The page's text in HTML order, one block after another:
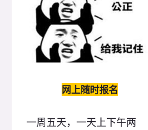
网上随时报名
一周五天，一天上下午两